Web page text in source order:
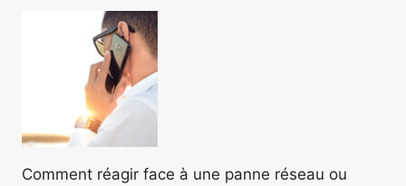
Comment réagir face à une panne réseau ou